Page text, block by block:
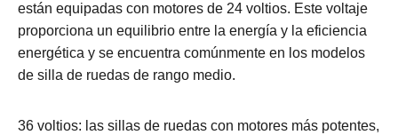
están equipadas con motores de 24 voltios. Este voltaje
proporciona un equilibrio entre la energía y la eficiencia
energética y se encuentra comúnmente en los modelos
de silla de ruedas de rango medio.
36 voltios: las sillas de ruedas con motores más potentes,